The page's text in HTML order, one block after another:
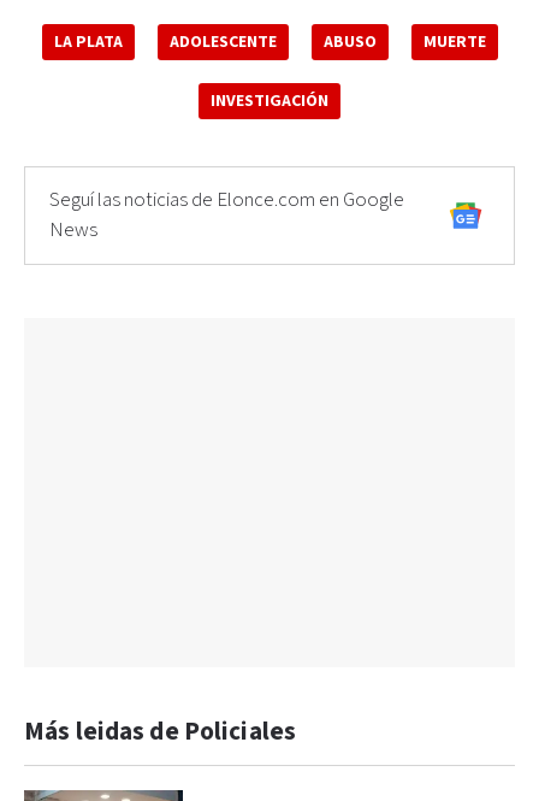
LA PLATA ADOLESCENTE ABUSO MUERTE
INVESTIGACIÓN
Seguí las noticias de Elonce.com en Google
News
Más leidas de Policiales